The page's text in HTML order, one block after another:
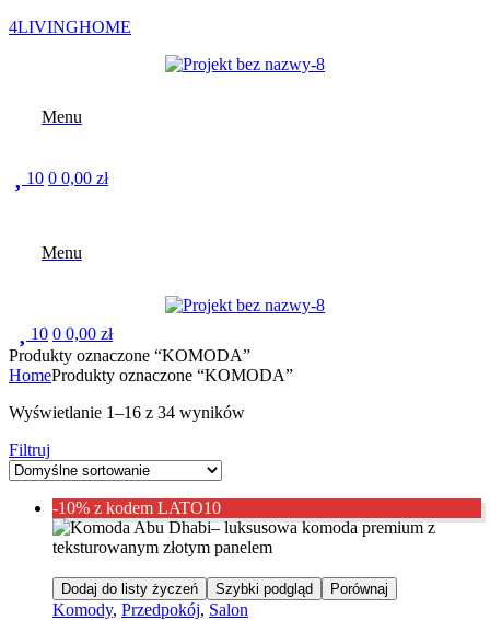
4LIVINGHOME
Menu
10 0 0,00 zł
Menu
10 0 0,00 zł
Produkty oznaczone “KOMODA”
HomeProdukty oznaczone “KOMODA”
Wyświetlanie 1–16 z 34 wyników
Filtruj
-10% z kodem LATO10
Dodaj do listy życzeń Szybki podgląd Porównaj
Komody, Przedpokój, Salon